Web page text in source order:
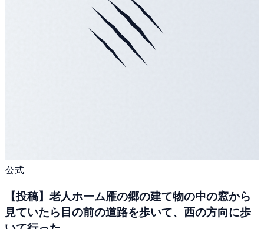
公式
【投稿】老人ホーム雁の郷の建て物の中の窓から
見ていたら目の前の道路を歩いて、西の方向に歩